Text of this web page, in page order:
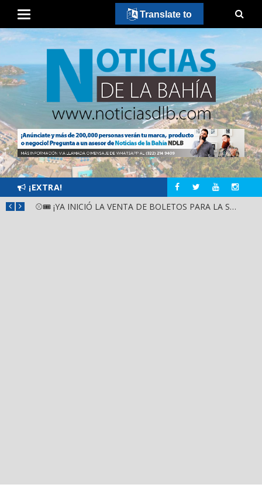
¡EXTRA!
⚾🎟️ ¡YA INICIÓ LA VENTA DE BOLETOS PARA LA SERIE DEL CARIBE KIDS NAYARIT 2026!
Translate to